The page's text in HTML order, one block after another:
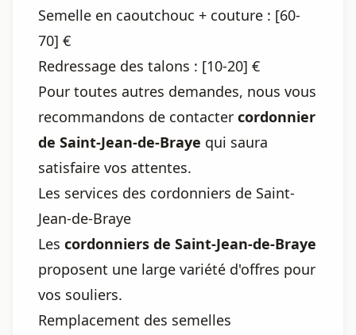
Semelle en caoutchouc + couture : [60-
70] €
Redressage des talons : [10-20] €
Pour toutes autres demandes, nous vous
recommandons de contacter cordonnier
de Saint-Jean-de-Braye qui saura
satisfaire vos attentes.
Les services des cordonniers de Saint-
Jean-de-Braye
Les cordonniers de Saint-Jean-de-Braye
proposent une large variété d'offres pour
vos souliers.
Remplacement des semelles